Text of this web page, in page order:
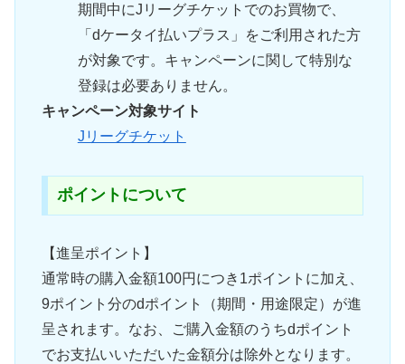
期間中にJリーグチケットでのお買物で、
「dケータイ払いプラス」をご利用された方
が対象です。キャンペーンに関して特別な
登録は必要ありません。
キャンペーン対象サイト
Jリーグチケット
ポイントについて
【進呈ポイント】
通常時の購入金額100円につき1ポイントに加え、
9ポイント分のdポイント（期間・用途限定）が進
呈されます。なお、ご購入金額のうちdポイント
でお支払いいただいた金額分は除外となります。